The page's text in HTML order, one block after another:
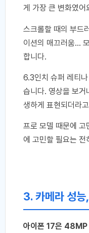
게 가장 큰 변화였어
스크롤할 때의 부드
이션의 매끄러움…
합니다.
6.3인치 슈퍼 레티
습니다. 영상을 보거
생하게 표현되더라
프로 모델 때문에 고
에 고민할 필요는 전
3. 카메라 성능
아이폰 17은 48MP